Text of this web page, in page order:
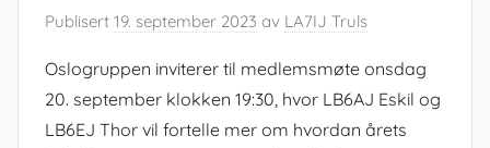
Publisert 19. september 2023 av LA7IJ Truls
Oslogruppen inviterer til medlemsmøte onsdag
20. september klokken 19:30, hvor LB6AJ Eskil og
LB6EJ Thor vil fortelle mer om hvordan årets